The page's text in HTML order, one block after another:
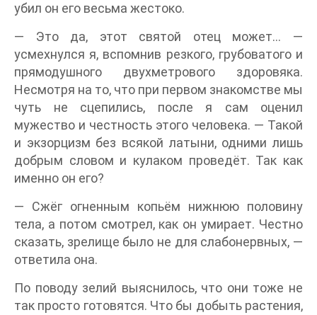
убил он его весьма жестоко.
— Это да, этот святой отец может… —
усмехнулся я, вспомнив резкого, грубоватого и
прямодушного двухметрового здоровяка.
Несмотря на то, что при первом знакомстве мы
чуть не сцепились, после я сам оценил
мужество и честность этого человека. — Такой
и экзорцизм без всякой латыни, одними лишь
добрым словом и кулаком проведёт. Так как
именно он его?
— Сжёг огненным копьём нижнюю половину
тела, а потом смотрел, как он умирает. Честно
сказать, зрелище было не для слабонервных, —
ответила она.
По поводу зелий выяснилось, что они тоже не
так просто готовятся. Что бы добыть растения,